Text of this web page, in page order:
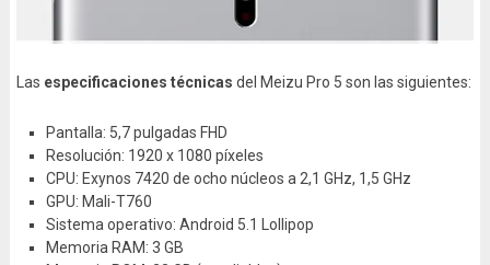
Las especificaciones técnicas del Meizu Pro 5 son las siguientes:
Pantalla: 5,7 pulgadas FHD
Resolución: 1920 x 1080 píxeles
CPU: Exynos 7420 de ocho núcleos a 2,1 GHz, 1,5 GHz
GPU: Mali-T760
Sistema operativo: Android 5.1 Lollipop
Memoria RAM: 3 GB